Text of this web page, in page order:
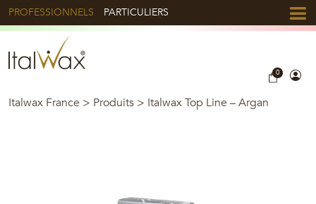
PROFESSIONNELS PARTICULIERS
0
Italwax France > Produits > Italwax Top Line – Argan